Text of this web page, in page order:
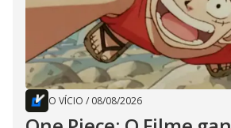
O VÍCIO / 08/08/2026